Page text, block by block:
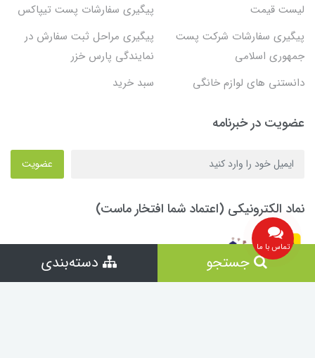
جستجو
لیست قیمت
پیگیری سفارشات پست تیپاکس
پیگیری سفارشات شرکت پست
جمهوری اسلامی
پیگیری مراحل ثبت سفارش در
نمایندگی پارس خزر
دانستنی های لوازم خانگی
سبد خرید
عضویت در خبرنامه
عضویت
نماد الکترونیکی (اعتماد شما افتخار ماست)
تماس با ما